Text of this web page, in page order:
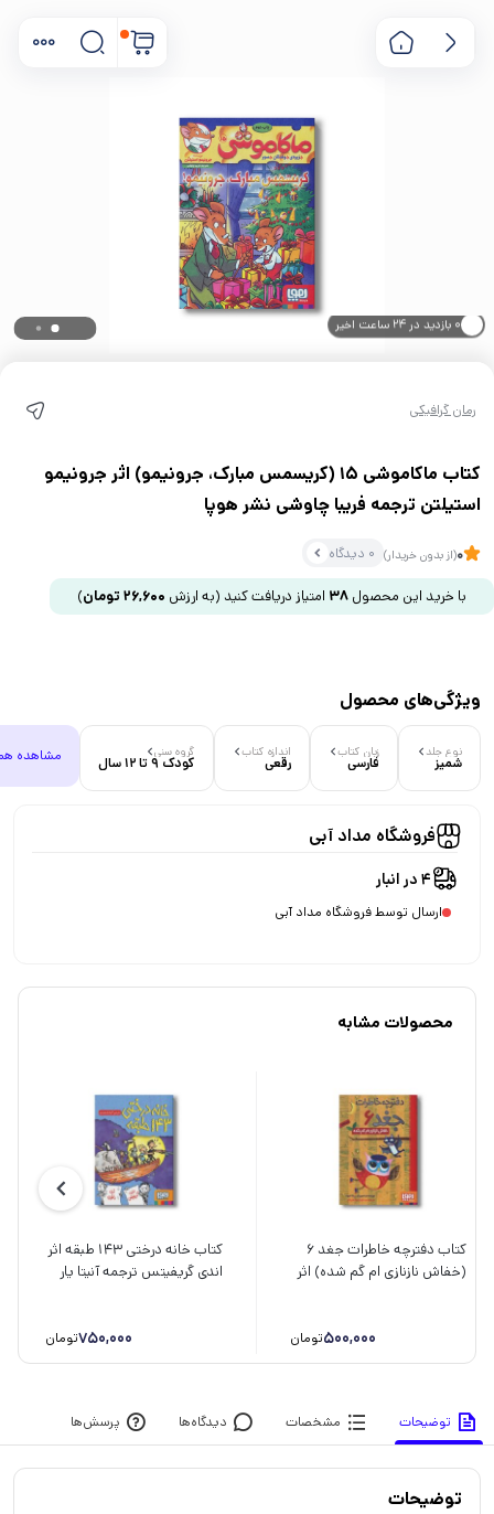
۰ خریدار در ۱ ماه اخیر
رمان گرافیکی
کتاب ماکاموشی 15 (کریسمس مبارک، جرونیمو) اثر جرونیمو
استیلتن ترجمه فریبا چاوشی نشر هوپا
0(از بدون خریدار) 0 دیدگاه
با خرید این محصول 38 امتیاز دریافت کنید (به ارزش 26,600 تومان)
ویژگی‌های محصول
نوع جلد
شمیز
زبان کتاب
فارسی
اندازه کتاب
رقعی
گروه سنی
کودک 9 تا 12 سال مشاهده
فروشگاه مداد آبی
4 در انبار
ارسال توسط فروشگاه مداد آبی
محصولات مشابه
کتاب دفترچه خاطرات جغد 6
(خفاش نازنازی ام گم شده) اثر
500,000تومان
کتاب خانه درختی 143 طبقه اثر
اندی گریفیتس ترجمه آنیتا یار
750,000تومان
توضیحات مشخصات دیدگاه‌ها پرسش‌ها
توضیحات